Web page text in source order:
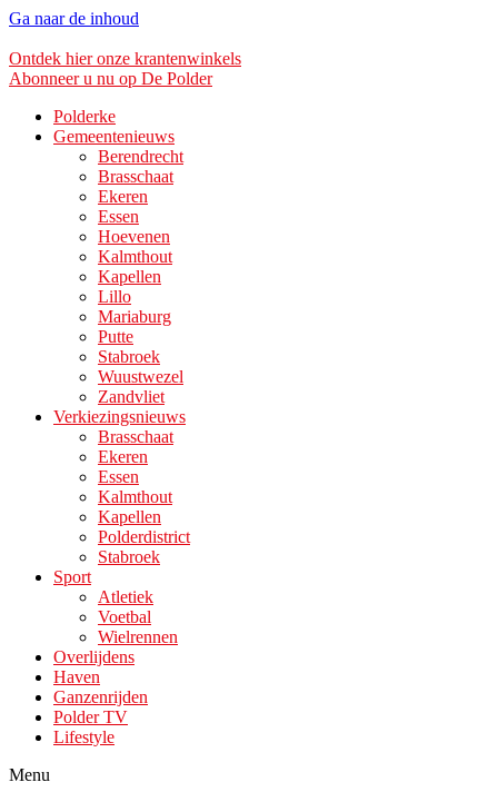
Ga naar de inhoud
Ontdek hier onze krantenwinkels
Abonneer u nu op De Polder
Polderke
Gemeentenieuws
Berendrecht
Brasschaat
Ekeren
Essen
Hoevenen
Kalmthout
Kapellen
Lillo
Mariaburg
Putte
Stabroek
Wuustwezel
Zandvliet
Verkiezingsnieuws
Brasschaat
Ekeren
Essen
Kalmthout
Kapellen
Polderdistrict
Stabroek
Sport
Atletiek
Voetbal
Wielrennen
Overlijdens
Haven
Ganzenrijden
Polder TV
Lifestyle
Menu